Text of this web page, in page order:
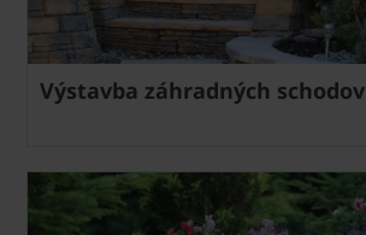
Výstavba záhradných schodov